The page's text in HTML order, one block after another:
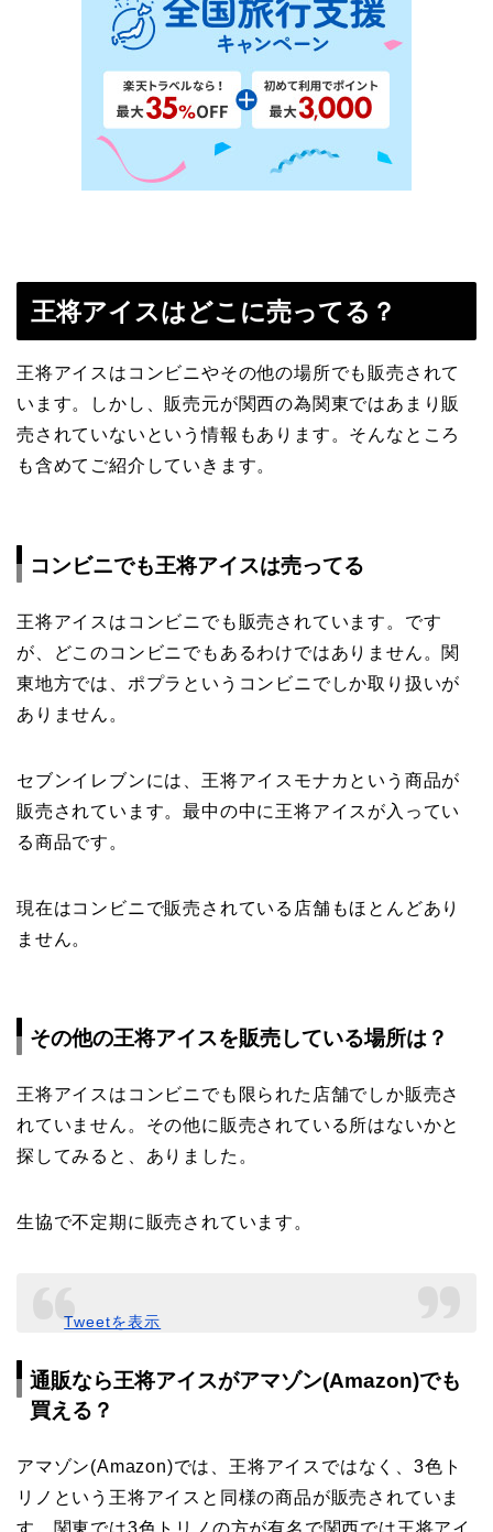
王将アイスはどこに売ってる？
王将アイスはコンビニやその他の場所でも販売されて
います。しかし、販売元が関西の為関東ではあまり販
売されていないという情報もあります。そんなところ
も含めてご紹介していきます。
コンビニでも王将アイスは売ってる
王将アイスはコンビニでも販売されています。です
が、どこのコンビニでもあるわけではありません。関
東地方では、ポプラというコンビニでしか取り扱いが
ありません。
セブンイレブンには、王将アイスモナカという商品が
販売されています。最中の中に王将アイスが入ってい
る商品です。
現在はコンビニで販売されている店舗もほとんどあり
ません。
その他の王将アイスを販売している場所は？
王将アイスはコンビニでも限られた店舗でしか販売さ
れていません。その他に販売されている所はないかと
探してみると、ありました。
生協で不定期に販売されています。
Tweetを表示
通販なら王将アイスがアマゾン(Amazon)でも
買える？
アマゾン(Amazon)では、王将アイスではなく、3色ト
リノという王将アイスと同様の商品が販売されていま
す。関東では3色トリノの方が有名で関西では王将アイ